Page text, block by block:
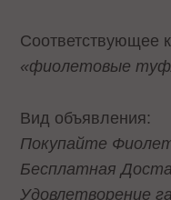
Соответствующее
«фиолетовые
Вид объявления:
Покупайте
Бесплатная
Удовлетворение